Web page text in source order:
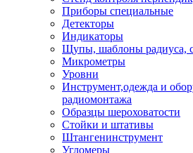
Приборы специальные
Детекторы
Индикаторы
Щупы, шаблоны радиуса,
Микрометры
Уровни
Инструмент,одежда и
радиомонтажа
Образцы шероховатости
Стойки и штативы
Штангенинструмент
Угломеры